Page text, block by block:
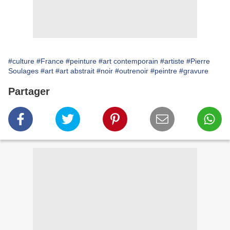
#culture #France #peinture #art contemporain #artiste #Pierre
Soulages #art #art abstrait #noir #outrenoir #peintre #gravure
Partager